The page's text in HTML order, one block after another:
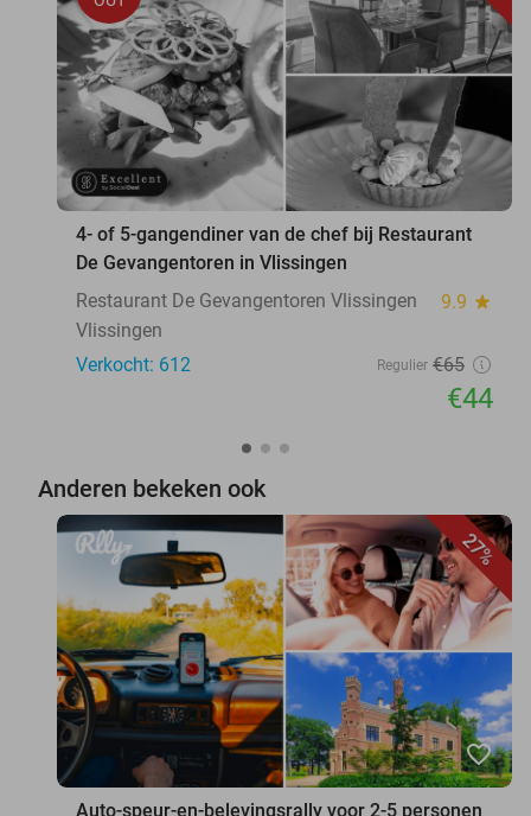
4- of 5-gangendiner van de chef bij Restaurant
De Gevangentoren in Vlissingen
Restaurant De Gevangentoren Vlissingen
9.9 star
Vlissingen
Verkocht: 612
Regulier €65
€44
Anderen bekeken ook
27%
favorite_border
Auto-speur-en-belevingsrally voor 2-5 personen